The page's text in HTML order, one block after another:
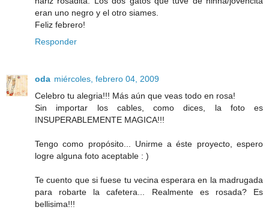
eran uno negro y el otro siames.
Feliz febrero!
Responder
oda miércoles, febrero 04, 2009
Celebro tu alegria!!! Más aún que veas todo en rosa!
Sin importar los cables, como dices, la foto es
INSUPERABLEMENTE MAGICA!!!
Tengo como propósito... Unirme a éste proyecto, espero
logre alguna foto aceptable : )
Te cuento que si fuese tu vecina esperara en la madrugada
para robarte la cafetera... Realmente es rosada? Es
bellisima!!!